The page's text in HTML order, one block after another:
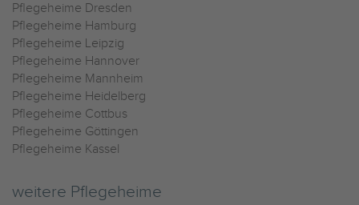
Pflegeheime Dresden
Pflegeheime Hamburg
Pflegeheime Leipzig
Pflegeheime Hannover
Pflegeheime Mannheim
Pflegeheime Heidelberg
Pflegeheime Cottbus
Pflegeheime Göttingen
Pflegeheime Kassel
weitere Pflegeheime